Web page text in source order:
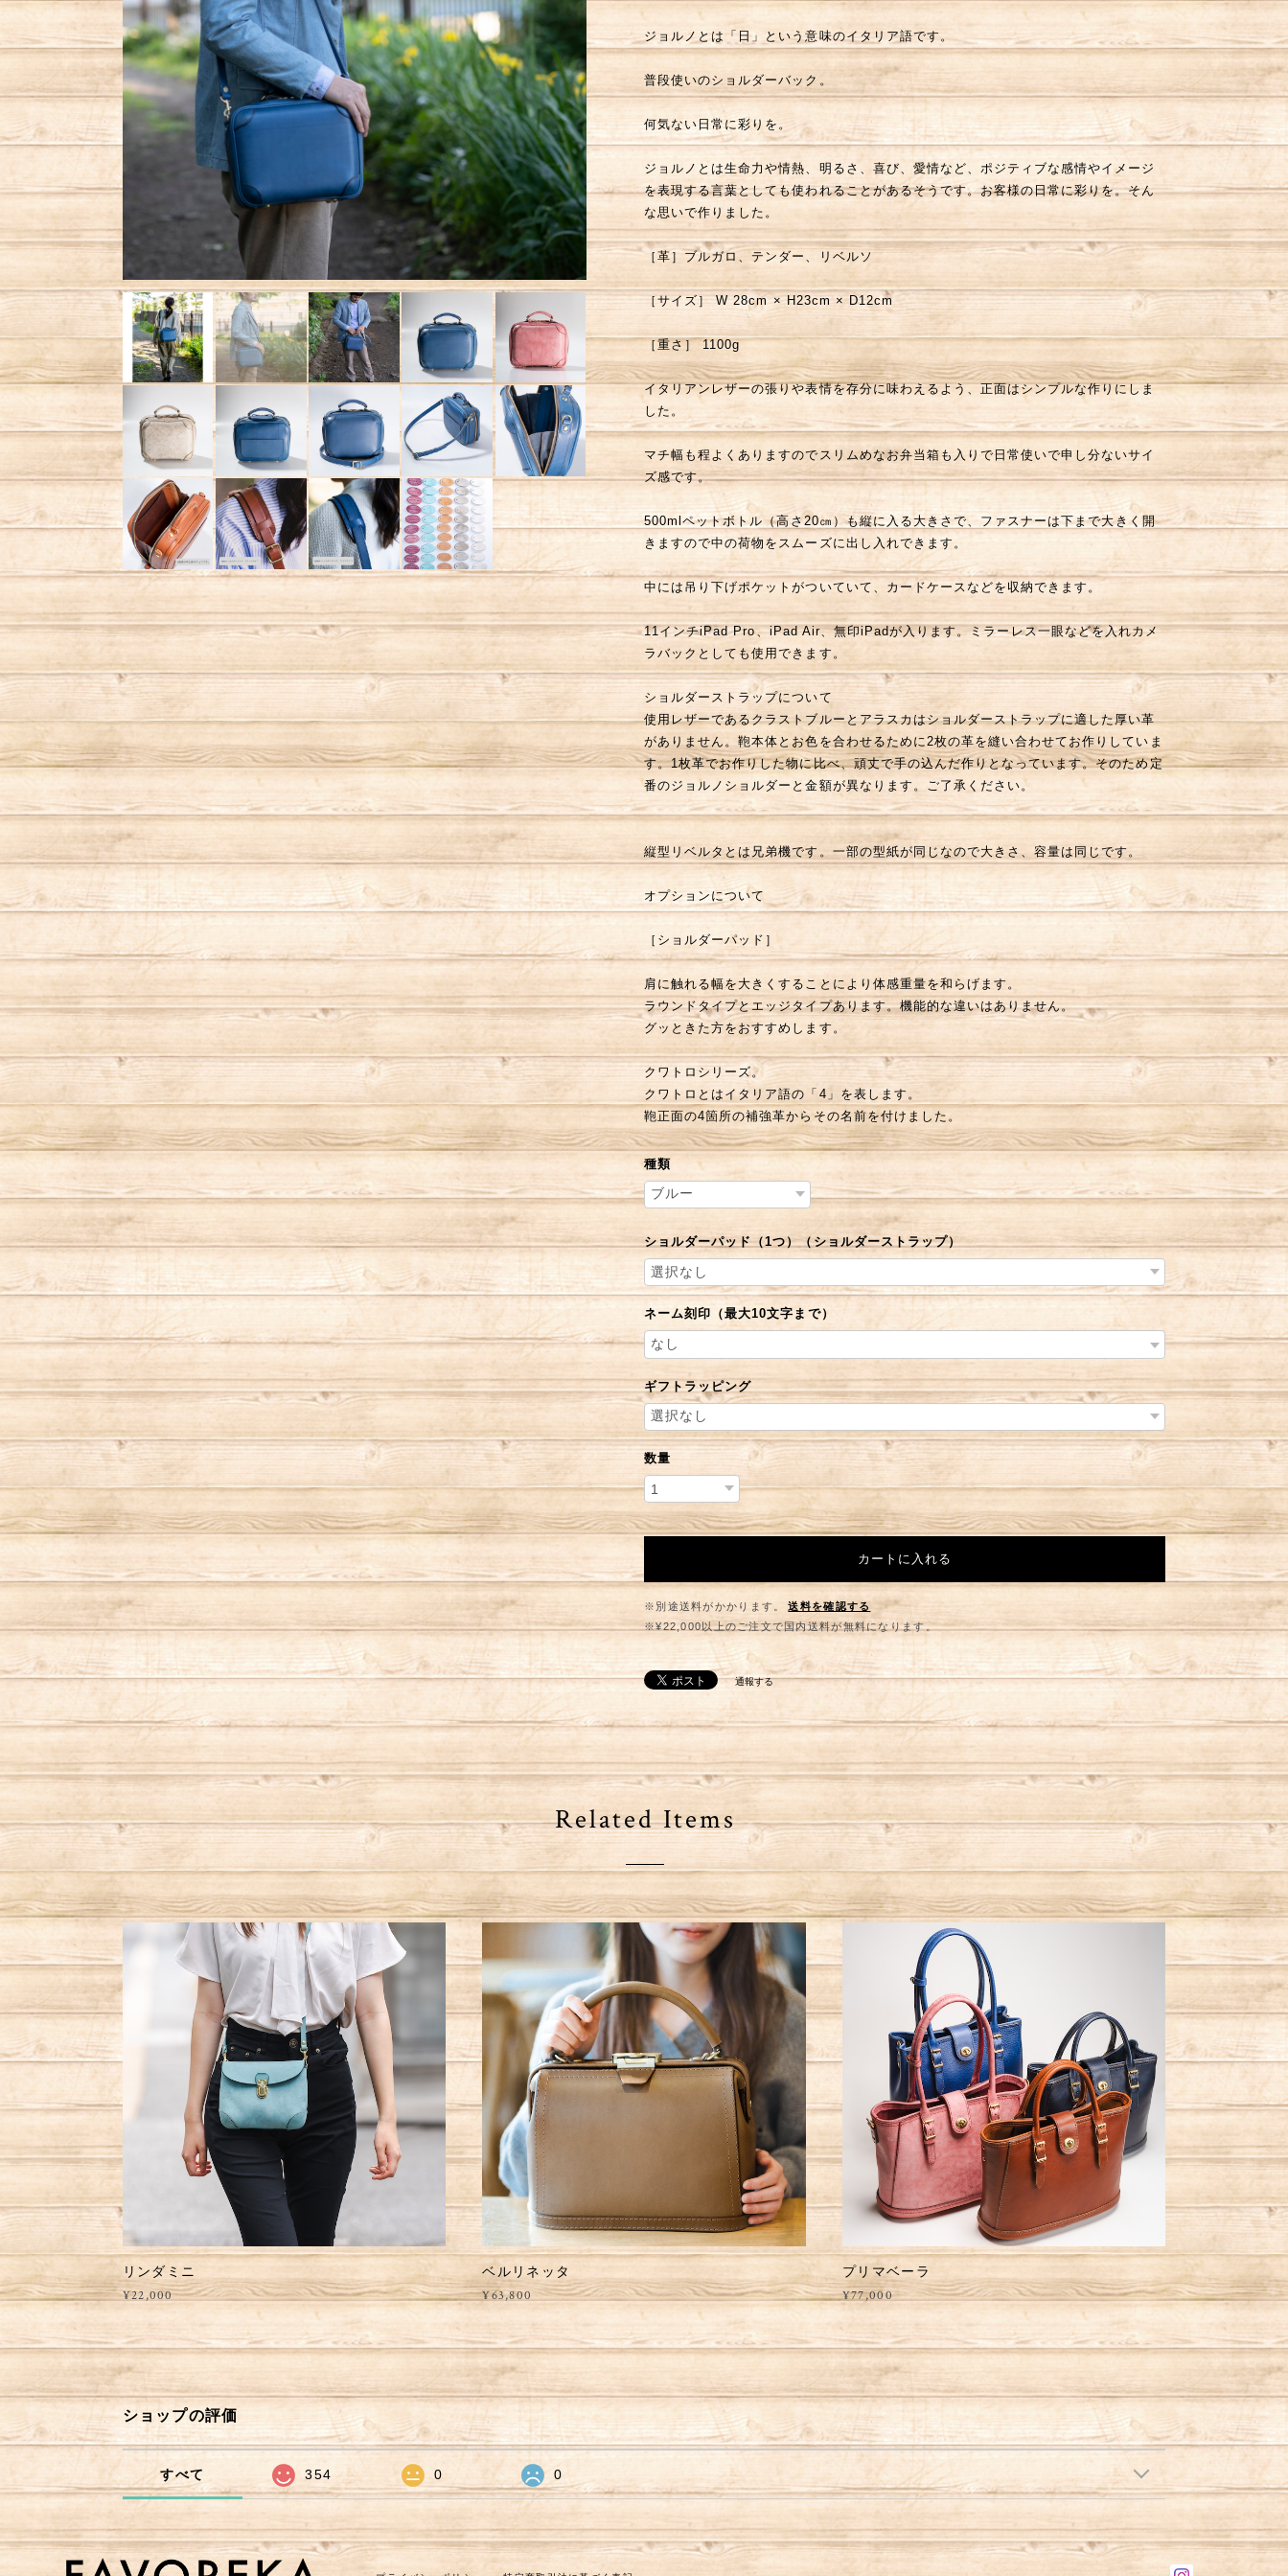
ジョルノとは「日」という意味のイタリア語です。
普段使いのショルダーバック。
何気ない日常に彩りを。
ジョルノとは生命力や情熱、明るさ、喜び、愛情など、ポジティブな感情やイメージ
を表現する言葉としても使われることがあるそうです。お客様の日常に彩りを。そん
な思いで作りました。
［革］ブルガロ、テンダー、リベルソ
［サイズ］ W 28cm × H23cm × D12cm
［重さ］ 1100g
イタリアンレザーの張りや表情を存分に味わえるよう、正面はシンプルな作りにしま
した。
マチ幅も程よくありますのでスリムめなお弁当箱も入りで日常使いで申し分ないサイ
ズ感です。
500mlペットボトル（高さ20㎝）も縦に入る大きさで、ファスナーは下まで大きく開
きますので中の荷物をスムーズに出し入れできます。
中には吊り下げポケットがついていて、カードケースなどを収納できます。
11インチiPad Pro、iPad Air、無印iPadが入ります。ミラーレス一眼などを入れカメ
ラバックとしても使用できます。
ショルダーストラップについて
使用レザーであるクラストブルーとアラスカはショルダーストラップに適した厚い革
がありません。鞄本体とお色を合わせるために2枚の革を縫い合わせてお作りしていま
す。1枚革でお作りした物に比べ、頑丈で手の込んだ作りとなっています。そのため定
番のジョルノショルダーと金額が異なります。ご了承ください。
縦型リベルタとは兄弟機です。一部の型紙が同じなので大きさ、容量は同じです。
オプションについて
［ショルダーパッド］
肩に触れる幅を大きくすることにより体感重量を和らげます。
ラウンドタイプとエッジタイプあります。機能的な違いはありません。
グッときた方をおすすめします。
クワトロシリーズ。
クワトロとはイタリア語の「4」を表します。
鞄正面の4箇所の補強革からその名前を付けました。
種類
ショルダーパッド（1つ）（ショルダーストラップ）
ネーム刻印（最大10文字まで）
ギフトラッピング
数量
カートに入れる
※別途送料がかかります。
送料を確認する
※¥22,000以上のご注文で国内送料が無料になります。
通報する
Related Items
リンダミニ
¥22,000
ベルリネッタ
¥63,800
プリマベーラ
¥77,000
ショップの評価
すべて 354 0 0